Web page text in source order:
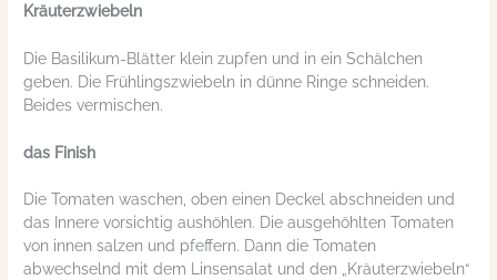
Kräuterzwiebeln
Die Basilikum-Blätter klein zupfen und in ein Schälchen
geben. Die Frühlingszwiebeln in dünne Ringe schneiden.
Beides vermischen.
das Finish
Die Tomaten waschen, oben einen Deckel abschneiden und
das Innere vorsichtig aushöhlen. Die ausgehöhlten Tomaten
von innen salzen und pfeffern. Dann die Tomaten
abwechselnd mit dem Linsensalat und den „Kräuterzwiebeln“